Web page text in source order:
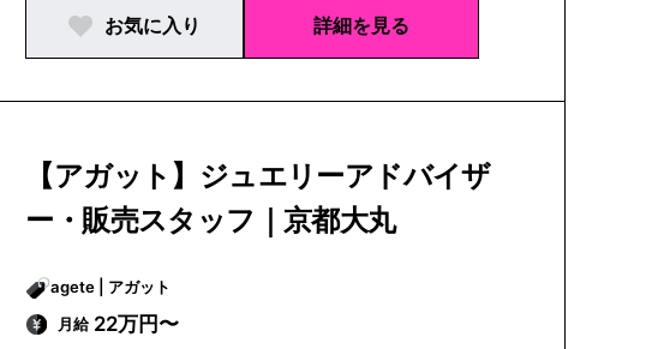
お気に入り 詳細を見る
【アガット】ジュエリーアドバイザ
ー・販売スタッフ｜京都大丸
agete | アガット
月給 22万円〜